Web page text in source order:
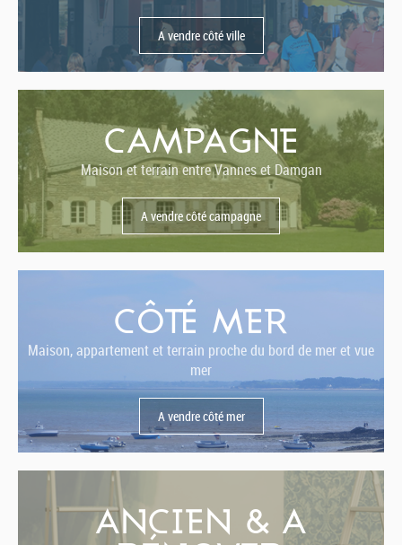
A vendre côté ville
CAMPAGNE
Maison et terrain entre Vannes et Damgan
A vendre côté campagne
CÔTÉ MER
Maison, appartement et terrain proche du bord de mer et vue
mer
A vendre côté mer
ANCIEN & A